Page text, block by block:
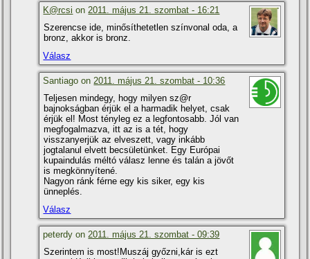
K@rcsi on2011. május 21. szombat - 16:21
Szerencse ide, minősí­thetetlen szí­nvonal oda, a
bronz, akkor is bronz.
Válasz
Santiago on2011. május 21. szombat - 10:36
Teljesen mindegy, hogy milyen sz@r
bajnokságban érjük el a harmadik helyet, csak
érjük el! Most tényleg ez a legfontosabb. Jól van
megfogalmazva, itt az is a tét, hogy
visszanyerjük az elveszett, vagy inkább
jogtalanul elvett becsületünket. Egy Európai
kupaindulás méltó válasz lenne és talán a jövőt
is megkönnyí­tené.
Nagyon ránk férne egy kis siker, egy kis
ünneplés.
Válasz
peterdy on2011. május 21. szombat - 09:39
Szerintem is most!Muszáj győzni,kár is ezt